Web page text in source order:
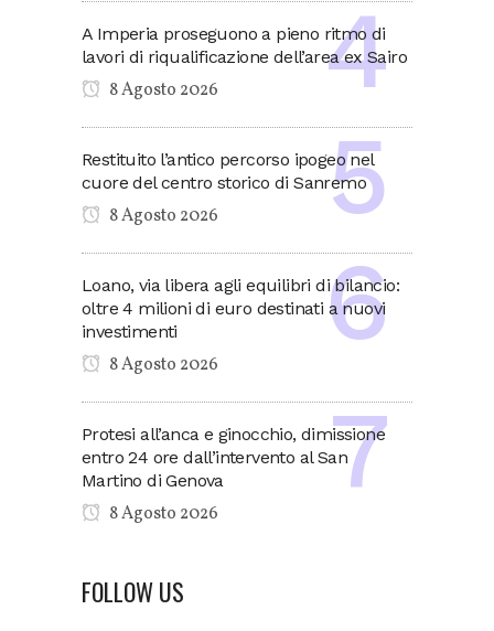
A Imperia proseguono a pieno ritmo di
lavori di riqualificazione dell’area ex Sairo
8 Agosto 2026
Restituito l’antico percorso ipogeo nel
cuore del centro storico di Sanremo
8 Agosto 2026
Loano, via libera agli equilibri di bilancio:
oltre 4 milioni di euro destinati a nuovi
investimenti
8 Agosto 2026
Protesi all’anca e ginocchio, dimissione
entro 24 ore dall’intervento al San
Martino di Genova
8 Agosto 2026
FOLLOW US